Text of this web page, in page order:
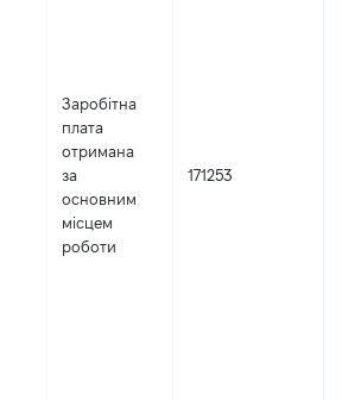
Заробітна
плата
отримана
за
основним
місцем
роботи
171253